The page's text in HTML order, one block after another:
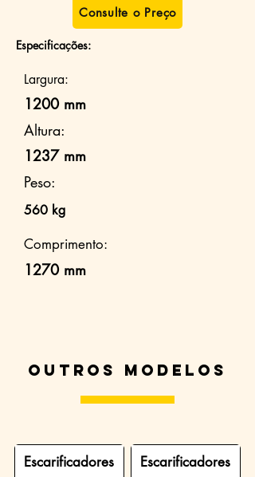
Consulte o Preço
Especificações:
Largura:
1200 mm
Altura:
1237 mm
Peso:
560 kg
Comprimento:
1270 mm
Outros modelos
Escarificadores Escarificadores